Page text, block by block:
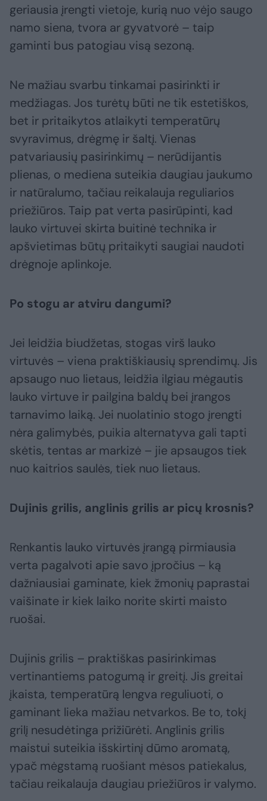
geriausia įrengti vietoje, kurią nuo vėjo saugo
namo siena, tvora ar gyvatvorė – taip
gaminti bus patogiau visą sezoną.
Ne mažiau svarbu tinkamai pasirinkti ir
medžiagas. Jos turėtų būti ne tik estetiškos,
bet ir pritaikytos atlaikyti temperatūrų
svyravimus, drėgmę ir šaltį. Vienas
patvariausių pasirinkimų – nerūdijantis
plienas, o mediena suteikia daugiau jaukumo
ir natūralumo, tačiau reikalauja reguliarios
priežiūros. Taip pat verta pasirūpinti, kad
lauko virtuvei skirta buitinė technika ir
apšvietimas būtų pritaikyti saugiai naudoti
drėgnoje aplinkoje.
Po stogu ar atviru dangumi?
Jei leidžia biudžetas, stogas virš lauko
virtuvės – viena praktiškiausių sprendimų. Jis
apsaugo nuo lietaus, leidžia ilgiau mėgautis
lauko virtuve ir pailgina baldų bei įrangos
tarnavimo laiką. Jei nuolatinio stogo įrengti
nėra galimybės, puikia alternatyva gali tapti
skėtis, tentas ar markizė – jie apsaugos tiek
nuo kaitrios saulės, tiek nuo lietaus.
Dujinis grilis, anglinis grilis ar picų krosnis?
Renkantis lauko virtuvės įrangą pirmiausia
verta pagalvoti apie savo įpročius – ką
dažniausiai gaminate, kiek žmonių paprastai
vaišinate ir kiek laiko norite skirti maisto
ruošai.
Dujinis grilis – praktiškas pasirinkimas
vertinantiems patogumą ir greitį. Jis greitai
įkaista, temperatūrą lengva reguliuoti, o
gaminant lieka mažiau netvarkos. Be to, tokį
grilį nesudėtinga prižiūrėti. Anglinis grilis
maistui suteikia išskirtinį dūmo aromatą,
ypač mėgstamą ruošiant mėsos patiekalus,
tačiau reikalauja daugiau priežiūros ir valymo.